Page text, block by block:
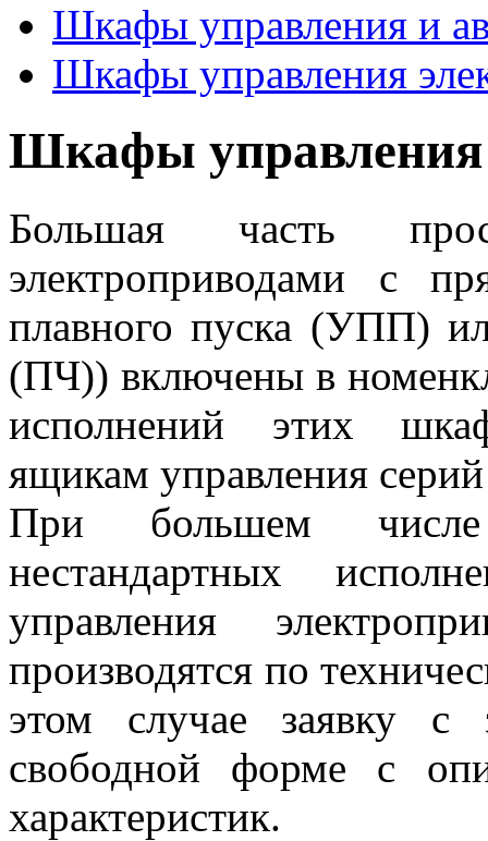
Шкафы управления и
Шкафы управления
Шкафы управления
Большая часть
электроприводами с
плавного пуска (УПП)
(ПЧ)) включены в
исполнений этих
ящикам управления
При большем
нестандартных
управления
производятся по
этом случае заявку с
свободной форме с
характеристик.